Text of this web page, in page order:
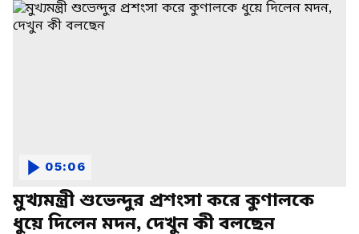
মুখ্যমন্ত্রী শুভেন্দুর প্রশংসা করে কুণালকে
ধুয়ে দিলেন মদন, দেখুন কী বলছেন
05:06